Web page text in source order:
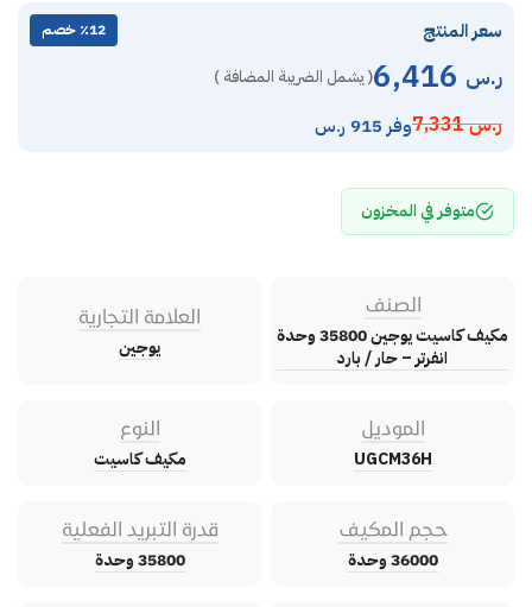
سعر المنتج ٪12 خصم
ر.س ( يشمل الضريبة المضافة )
ر.س7,331 وفر 915 ر.س
متوفر في المخزون
الصنف
مكيف كاسيت يوجين 35800 وحدة
انفرتر – حار / بارد
العلامة التجارية
يوجين
الموديل
UGCM36H
النوع
مكيف كاسيت
حجم المكيف
36000 وحدة
قدرة التبريد الفعلية
35800 وحدة